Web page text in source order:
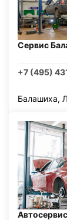
Сервис
+7 (495)
Балашиха,